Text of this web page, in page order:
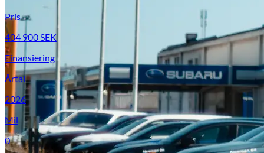
Suzuki
Tillbehör & reservdelar
Pris
404 900SEK
Finansiering
Årtal
2026
Mil
0